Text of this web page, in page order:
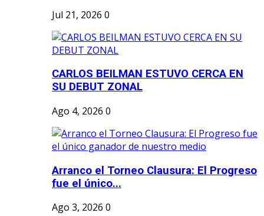
Jul 21, 2026 0
CARLOS BEILMAN ESTUVO CERCA EN
SU DEBUT ZONAL
Ago 4, 2026 0
Arranco el Torneo Clausura: El Progreso
fue el único...
Ago 3, 2026 0